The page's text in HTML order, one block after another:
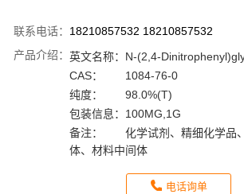
联系电话： 18210857532 18210857532
产品介绍： 英文名称： N-(2,4-
CAS：
1084-76-0
纯度：
98.0%(T)
包装信息： 100MG,1G
备注：
化学试剂、精细化学品
体、材料中间体
电话询单